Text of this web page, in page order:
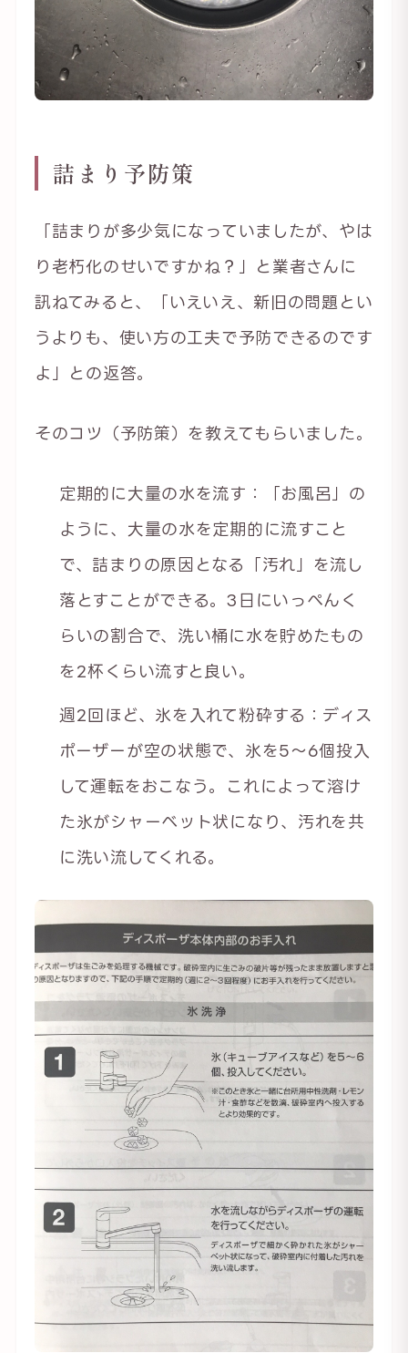
詰まり予防策
「詰まりが多少気になっていましたが、やは
り老朽化のせいですかね？」と業者さんに
訊ねてみると、「いえいえ、新旧の問題とい
うよりも、使い方の工夫で予防できるのです
よ」との返答。
そのコツ（予防策）を教えてもらいました。
定期的に大量の水を流す：「お風呂」の
ように、大量の水を定期的に流すこと
で、詰まりの原因となる「汚れ」を流し
落とすことができる。3日にいっぺんく
らいの割合で、洗い桶に水を貯めたもの
を2杯くらい流すと良い。
週2回ほど、氷を入れて粉砕する：ディス
ポーザーが空の状態で、氷を5〜6個投入
して運転をおこなう。これによって溶け
た氷がシャーベット状になり、汚れを共
に洗い流してくれる。